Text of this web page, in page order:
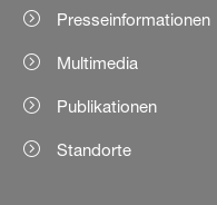
Presseinformationen
Multimedia
Publikationen
Standorte